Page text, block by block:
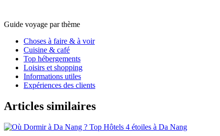
Guide voyage par thème
Choses à faire & à voir
Cuisine & café
Top hébergements
Loisirs et shopping
Informations utiles
Expériences des clients
Articles similaires